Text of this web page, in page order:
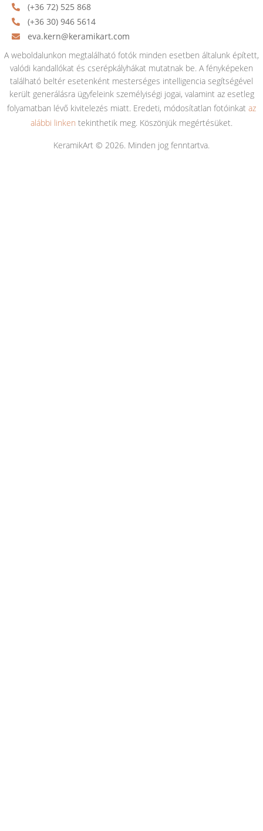
(+36 72) 525 868
(+36 30) 946 5614
eva.kern@keramikart.com
A weboldalunkon megtalálható fotók minden esetben általunk épített,
valódi kandallókat és cserépkályhákat mutatnak be. A fényképeken
található beltér esetenként mesterséges intelligencia segítségével
került generálásra ügyfeleink személyiségi jogai, valamint az esetleg
folyamatban lévő kivitelezés miatt. Eredeti, módosítatlan fotóinkat az
alábbi linken tekinthetik meg. Köszönjük megértésüket.
KeramikArt © 2026. Minden jog fenntartva.